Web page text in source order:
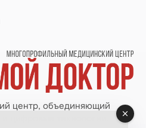
беременных средней
течение дня
3-5 кг за 1-2 недели
центр, объединяющий
цифровые технологии.